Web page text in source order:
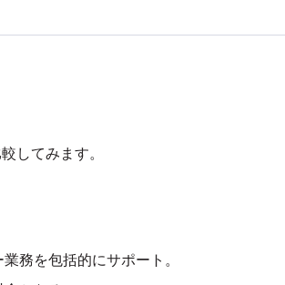
してみます。
務を包括的にサポート 。